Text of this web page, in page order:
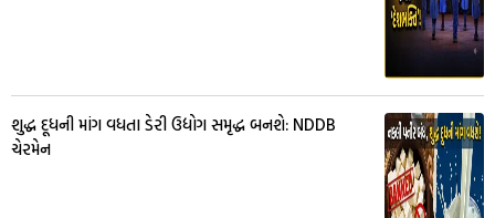
શુદ્ધ દૂધની માંગ વધતા ડેરી ઉદ્યોગ સમૃદ્ધ બનશે: NDDB
ચેરમેન